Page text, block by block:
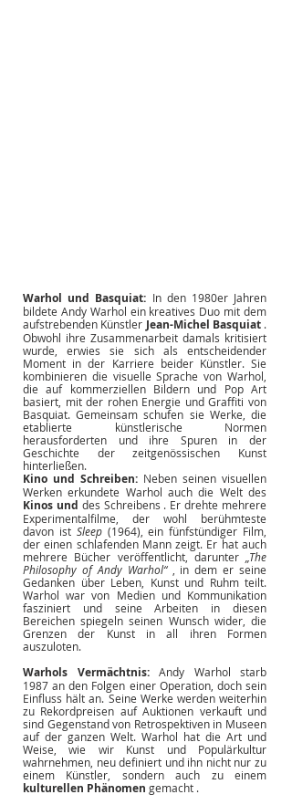
Warhol und Basquiat: In den 1980er Jahren
bildete Andy Warhol ein kreatives Duo mit dem
aufstrebenden Künstler Jean-Michel Basquiat .
Obwohl ihre Zusammenarbeit damals kritisiert
wurde, erwies sie sich als entscheidender
Moment in der Karriere beider Künstler. Sie
kombinieren die visuelle Sprache von Warhol,
die auf kommerziellen Bildern und Pop Art
basiert, mit der rohen Energie und Graffiti von
Basquiat. Gemeinsam schufen sie Werke, die
etablierte künstlerische Normen
herausforderten und ihre Spuren in der
Geschichte der zeitgenössischen Kunst
hinterließen.
Kino und Schreiben: Neben seinen visuellen
Werken erkundete Warhol auch die Welt des
Kinos und des Schreibens . Er drehte mehrere
Experimentalfilme, der wohl berühmteste
davon ist Sleep (1964), ein fünfstündiger Film,
der einen schlafenden Mann zeigt. Er hat auch
mehrere Bücher veröffentlicht, darunter
„The
Philosophy of Andy Warhol“
, in dem er seine
Gedanken über Leben, Kunst und Ruhm teilt.
Warhol war von Medien und Kommunikation
fasziniert und seine Arbeiten in diesen
Bereichen spiegeln seinen Wunsch wider, die
Grenzen der Kunst in all ihren Formen
auszuloten.
Warhols Vermächtnis:
Andy Warhol starb
1987 an den Folgen einer Operation, doch sein
Einfluss hält an. Seine Werke werden weiterhin
zu Rekordpreisen auf Auktionen verkauft und
sind Gegenstand von Retrospektiven in Museen
auf der ganzen Welt. Warhol hat die Art und
Weise, wie wir Kunst und Populärkultur
wahrnehmen, neu definiert und ihn nicht nur zu
einem Künstler, sondern auch zu einem
kulturellen Phänomen gemacht .